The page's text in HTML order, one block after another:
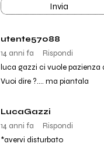
Invia
utente57088
14 anni fa
Rispondi
luca gazzi ci vuole pazienza
Vuoi dire ?.... ma piantala
LucaGazzi
14 anni fa
Rispondi
*avervi disturbato